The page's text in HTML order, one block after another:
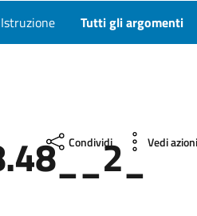
Istruzione Tutti gli argomenti
Condividi Vedi azioni